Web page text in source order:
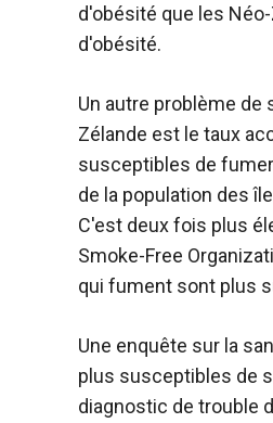
d'obésité que les
d'obésité.
Un autre problème
Zélande est le taux
susceptibles de
de la population des
C'est deux fois plus
Smoke-Free
qui fument sont plus
Une enquête sur la
plus susceptibles de
diagnostic de trouble